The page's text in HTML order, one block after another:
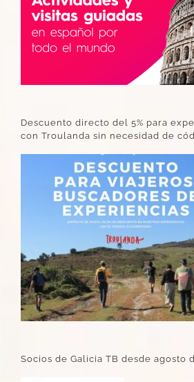
Descuento directo del 5% para
con Troulanda sin necesidad de
Socios de Galicia TB desde agosto